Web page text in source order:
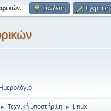
. Σύνδεση Εγγραφή
Ημερολόγιο
► Τεχνική υποστήριξη ► Linux